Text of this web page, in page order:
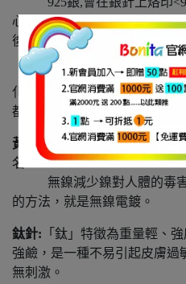
心碰歪,輕輕的撥回,即可回復
後,因空氣中的二氧化硫和銀產
反應，表面形成了硫化銀
化層可以透過清洗而去除。 因
都不同，所產生的氧化程度也
黃銅 /無鎳保色電鍍(低過敏)
名。
無鎳減少鎳對人體的毒害
的方法，就是無鎳電鍍。
鈦針: 「鈦」特徵為重量輕、
強鹼，是一種不易引起皮膚過
無刺激。